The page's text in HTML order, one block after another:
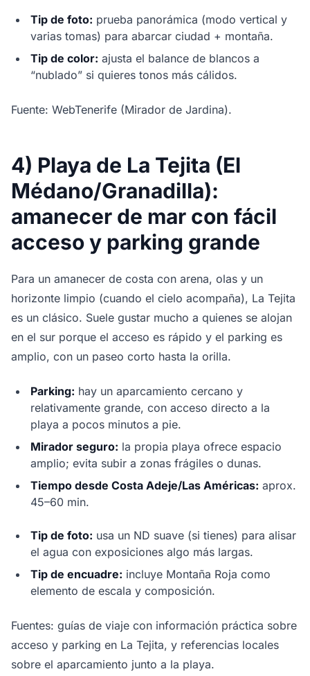
Tip de foto: prueba panorámica (modo vertical y
varias tomas) para abarcar ciudad + montaña.
Tip de color: ajusta el balance de blancos a
“nublado” si quieres tonos más cálidos.
Fuente: WebTenerife (Mirador de Jardina).
4) Playa de La Tejita (El
Médano/Granadilla):
amanecer de mar con fácil
acceso y parking grande
Para un amanecer de costa con arena, olas y un
horizonte limpio (cuando el cielo acompaña), La Tejita
es un clásico. Suele gustar mucho a quienes se alojan
en el sur porque el acceso es rápido y el parking es
amplio, con un paseo corto hasta la orilla.
Parking: hay un aparcamiento cercano y
relativamente grande, con acceso directo a la
playa a pocos minutos a pie.
Mirador seguro: la propia playa ofrece espacio
amplio; evita subir a zonas frágiles o dunas.
Tiempo desde Costa Adeje/Las Américas: aprox.
45–60 min.
Tip de foto: usa un ND suave (si tienes) para alisar
el agua con exposiciones algo más largas.
Tip de encuadre: incluye Montaña Roja como
elemento de escala y composición.
Fuentes: guías de viaje con información práctica sobre
acceso y parking en La Tejita, y referencias locales
sobre el aparcamiento junto a la playa.